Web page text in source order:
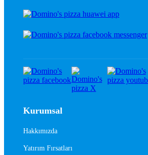
Kurumsal
Hakkımızda
Yatırım Fırsatları